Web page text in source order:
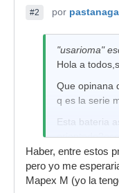
#2 por
"usarioma"
Hola a
Que opinana
q es la serie
Esta bateria
esta bateria ?
Que otras
marcas
Haber, entre estos
pero yo me
Mapex M (yo la